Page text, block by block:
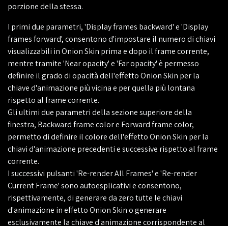
porzione della stessa.
I primi due parametri, 'Display frames backward' e 'Display
frames forward', consentono d'impostare il numero di chiavi
visualizzabili in Onion Skin prima e dopo il frame corrente,
mentre tramite 'Near opacity' e 'Far opacity' è permesso
definire il grado di opacità dell'effetto Onion Skin per la
chiave d'animazione più vicina e per quella più lontana
rispetto al frame corrente.
Gli ultimi due parametri della sezione superiore della
finestra, Backward frame color e Forward frame color,
permetto di definire il colore dell'effetto Onion Skin per la
chiavi d'animazione precedenti e successive rispetto al frame
corrente.
I successivi pulsanti 'Re-render All Frames' e 'Re-render
Current Frame' sono autoesplicativi e consentono,
rispettivamente, di generare da zero tutte le chiavi
d'animazione in effetto Onion Skin o generare
esclusivamente la chiave d'animazione corrispondente al